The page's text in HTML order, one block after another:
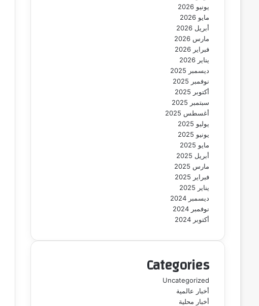
يونيو 2026
مايو 2026
أبريل 2026
مارس 2026
فبراير 2026
يناير 2026
ديسمبر 2025
نوفمبر 2025
أكتوبر 2025
سبتمبر 2025
أغسطس 2025
يوليو 2025
يونيو 2025
مايو 2025
أبريل 2025
مارس 2025
فبراير 2025
يناير 2025
ديسمبر 2024
نوفمبر 2024
أكتوبر 2024
Categories
Uncategorized
أخبار عالمية
أخبار محلية